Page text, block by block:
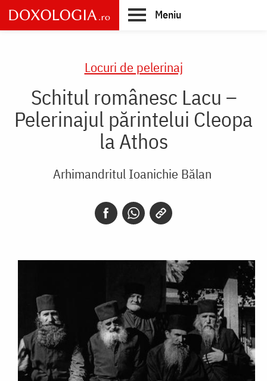
Skip
to
main
Meniu
Locuri de pelerinaj
Schitul românesc Lacu –
Pelerinajul părintelui Cleopa
la Athos
Arhimandritul Ioanichie Bălan